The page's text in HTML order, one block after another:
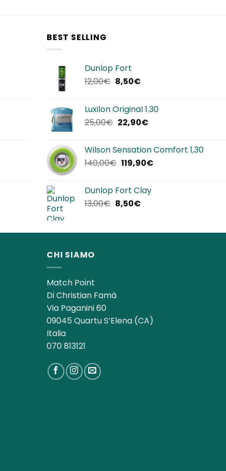
BEST SELLING
Dunlop Fort
12,00€ Il
era:
12,00€.
8,50€Il
è:
8,50€.
Luxilon Original 1.30
25,00€ Il
era:
25,00€.
22,90€Il
è:
22,90€.
Wilson Sensation Comfort 1,30
140,00€ Il
era:
140,00€.
119,90€Il
Dunlop Fort Clay
13,00€ Il
era:
8,50€Il
è:
CHI SIAMO
Match Point
Di Christian Famà
Via Paganini 60
09045 Quartu S’Elena (CA)
Italia
070 813121